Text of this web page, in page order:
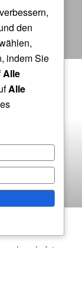
darfst
den
indem Sie
Alle
Alle